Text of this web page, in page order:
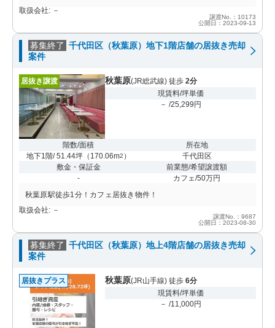
取扱会社: －
譲渡No.：10173
公開日：2023-09-13
募集終了 千代田区（秋葉原）地下1階店舗の居抜き売却
案件
居抜き譲渡 秋葉原(JR総武線) 徒歩 2分
現賃料/坪単価
－ /25,299円
階数/面積
地下1階/ 51.44坪（ 170.06m2 ）
所在地
千代田区
敷金・保証金
-
前業態/希望譲渡額
カフェ/50万円
秋葉原駅徒歩1分！カフェ居抜き物件！
取扱会社: －
譲渡No.：9687
公開日：2023-08-30
募集終了 千代田区（秋葉原）地上4階店舗の居抜き売却
案件
居抜きプラス 秋葉原(JR山手線) 徒歩 6分
現賃料/坪単価
－ /11,000円